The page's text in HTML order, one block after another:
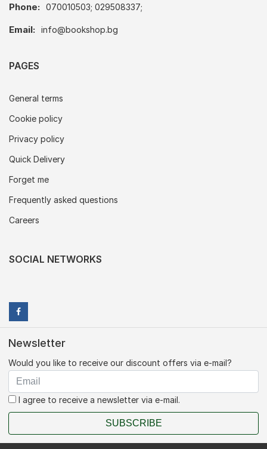
Phone: 070010503; 029508337;
Email: info@bookshop.bg
PAGES
General terms
Cookie policy
Privacy policy
Quick Delivery
Forget me
Frequently asked questions
Careers
SOCIAL NETWORKS
Newsletter
Would you like to receive our discount offers via e-mail?
I agree to receive a newsletter via e-mail.
SUBSCRIBE